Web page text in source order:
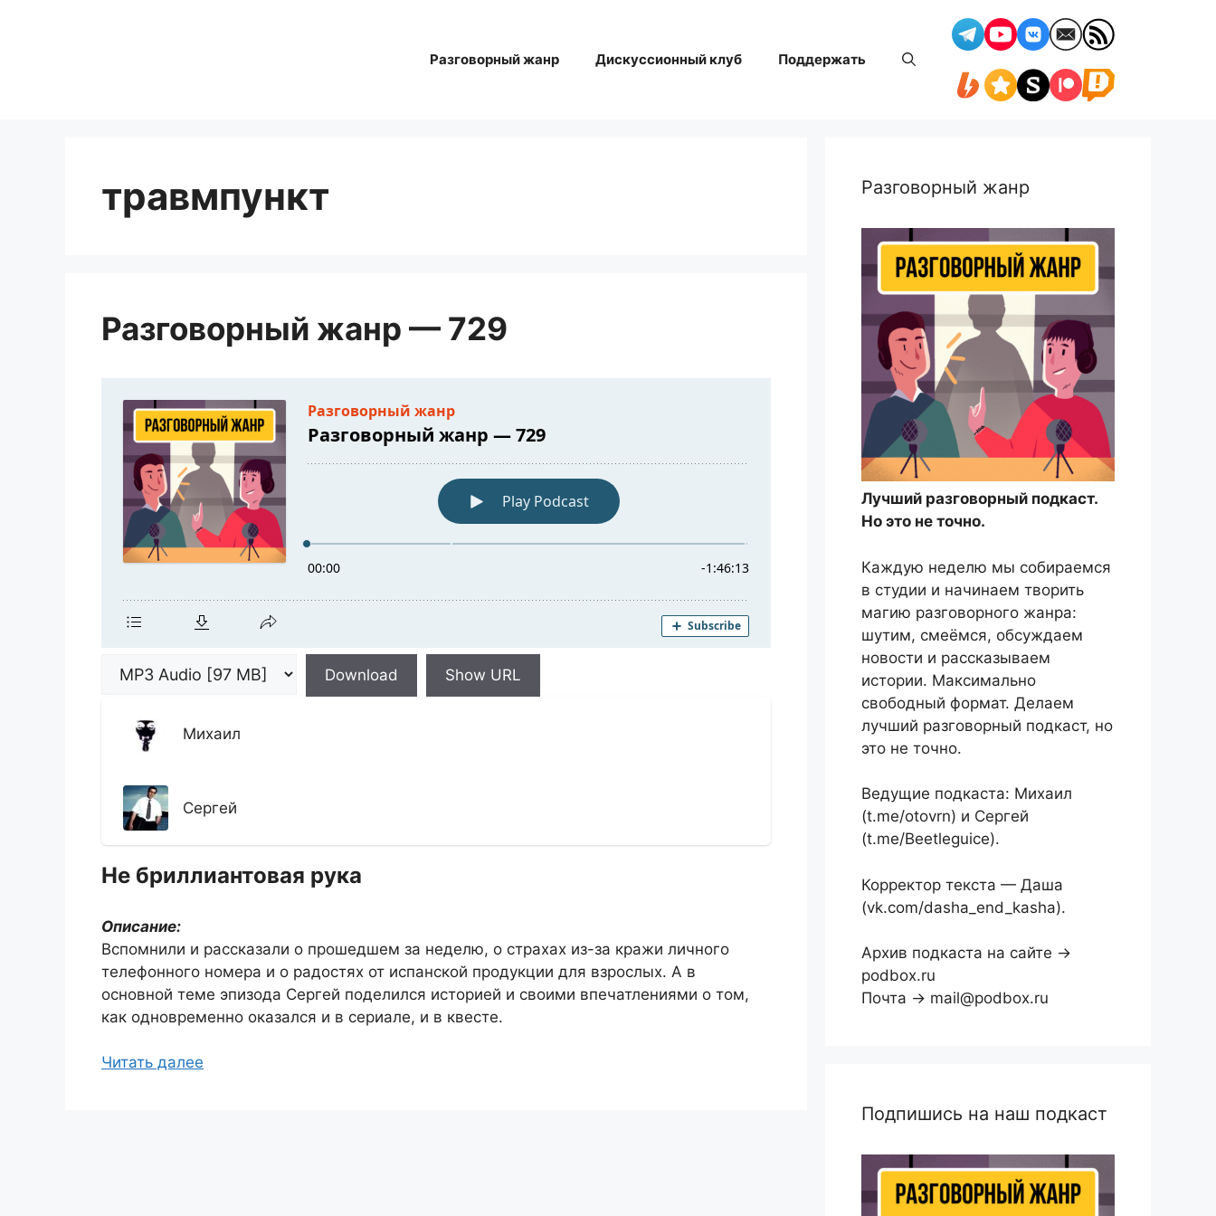
Разговорный жанр Дискуссионный клуб Поддержать
травмпункт
Разговорный жанр — 729
Download Show URL
Михаил
Сергей
Не бриллиантовая рука
Описание:
Вспомнили и рассказали о прошедшем за неделю, о страхах из-за кражи личного
телефонного номера и о радостях от испанской продукции для взрослых. А в
основной теме эпизода Сергей поделился историей и своими впечатлениями о том,
как одновременно оказался и в сериале, и в квесте.
Читать далее
Разговорный жанр
Лучший разговорный подкаст.
Но это не точно.
Каждую неделю мы собираемся
в студии и начинаем творить
магию разговорного жанра:
шутим, смеёмся, обсуждаем
новости и рассказываем
истории. Максимально
свободный формат. Делаем
лучший разговорный подкаст, но
это не точно.
Ведущие подкаста: Михаил
(t.me/otovrn) и Сергей
(t.me/Beetleguice).
Корректор текста — Даша
(vk.com/dasha_end_kasha).
Архив подкаста на сайте →
podbox.ru
Почта → mail@podbox.ru
Подпишись на наш подкаст